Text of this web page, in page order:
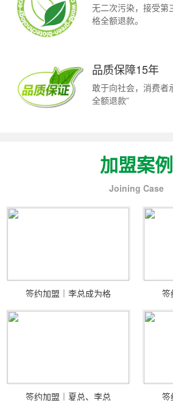
无二次污染，接受第
格全额退款。
品质保障15年
敢于向社会，消费者
全额退款”
加盟案例
Joining Case
签约加盟｜李总成为格 签
签约加盟｜夏总、李总 签